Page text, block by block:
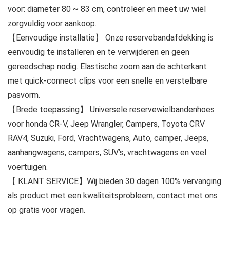
voor: diameter 80 ~ 83 cm, controleer en meet uw wiel
zorgvuldig voor aankoop.
【Eenvoudige installatie】 Onze reservebandafdekking is
eenvoudig te installeren en te verwijderen en geen
gereedschap nodig. Elastische zoom aan de achterkant
met quick-connect clips voor een snelle en verstelbare
pasvorm.
【Brede toepassing】 Universele reservewielbandenhoes
voor honda CR-V, Jeep Wrangler, Campers, Toyota CRV
RAV4, Suzuki, Ford, Vrachtwagens, Auto, camper, Jeeps,
aanhangwagens, campers, SUV’s, vrachtwagens en veel
voertuigen.
【 KLANT SERVICE】Wij bieden 30 dagen 100% vervanging
als product met een kwaliteitsprobleem, contact met ons
op gratis voor vragen.